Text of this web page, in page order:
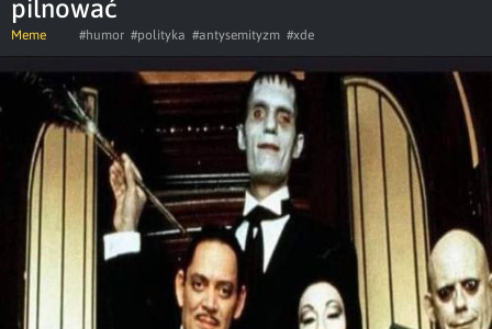
pilnować
Meme #humor #polityka #antysemityzm #xde